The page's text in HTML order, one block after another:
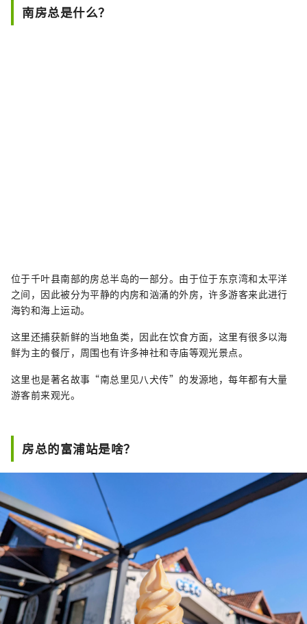
南房总是什么？
位于千叶县南部的房总半岛的一部分。由于位于东京湾和太平洋
之间，因此被分为平静的内房和汹涌的外房，许多游客来此进行
海钓和海上运动。
这里还捕获新鲜的当地鱼类，因此在饮食方面，这里有很多以海
鲜为主的餐厅，周围也有许多神社和寺庙等观光景点。
这里也是著名故事“南总里见八犬传”的发源地，每年都有大量
游客前来观光。
房总的富浦站是啥？